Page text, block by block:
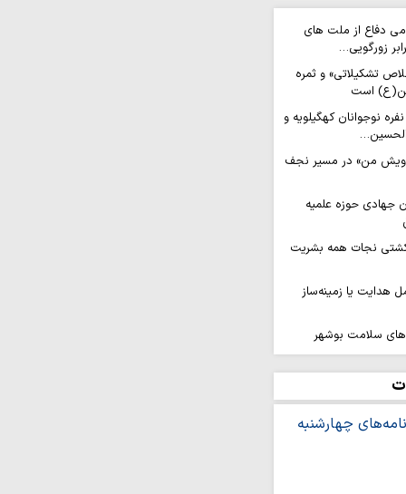
دفاع از ملت های
زورگویی…
تشکیلاتی» و ثمره
است
اعزام کاروان ۲۰۰ نفره نوجوانان کهگیلویه و
من» در مسیر نجف
جهادی حوزه علمیه
نجات همه بشریت
هدایت یا زمینه‌ساز
سلامت بوشهر
استان ضروری است
اعرافی با خانواده
معرفی بیش از ۱۹۰ عنوان کتاب اربعینی در